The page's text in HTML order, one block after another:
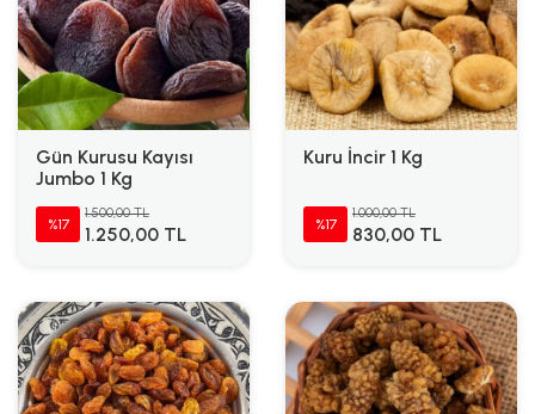
Gün Kurusu Kayısı
Jumbo 1 Kg
%17
1.500,00 TL
1.250,00 TL
Kuru İncir 1 Kg
%17
1.000,00 TL
830,00 TL